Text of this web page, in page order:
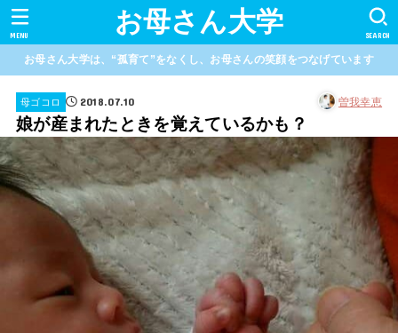
お母さん大学 SEARCH
MENU
お母さん大学は、“孤育て”をなくし、お母さんの笑顔をつなげています
母ゴコロ 2018.07.10 曽我幸恵
娘が産まれたときを覚えているかも？